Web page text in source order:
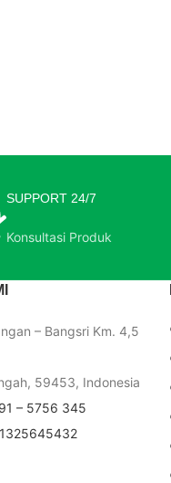
SUPPORT 24/7
Konsultasi Produk
– Bangsri Km. 4,5
59453, Indonesia
– 5756 345